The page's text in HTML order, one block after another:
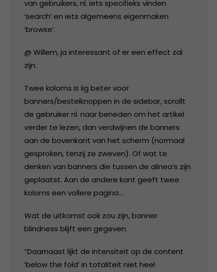
van gebruikers, nl. iets specifieks vinden
‘search’ en iets algemeens eigenmaken
‘browse’.
@ Willem, ja interessant of er een effect zal
zijn.
Twee koloms is iig beter voor
banners/bestelknoppen in de sidebar, scrollt
de gebruiker nl. naar beneden om het artikel
verder te lezen, dan verdwijnen de banners
aan de bovenkant van het scherm (normaal
gesproken, tenzij ze zweven). Of wat te
denken van banners die tussen de alinea’s zijn
geplaatst. Aan de andere kant geeft twee
koloms een vollere pagina…
Wat de uitkomst ook zou zijn, banner
blindness blijft een gegeven.
“Daarnaast lijkt de intensiteit op de content
‘below the fold’ in totaliteit niet heel